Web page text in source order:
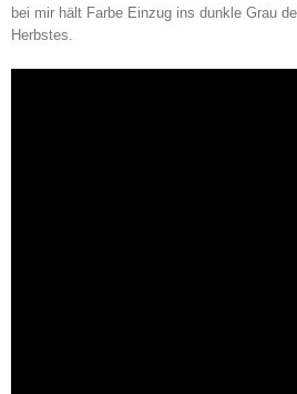
bei mir hält Farbe Einzug ins dunkle Grau
Herbstes.